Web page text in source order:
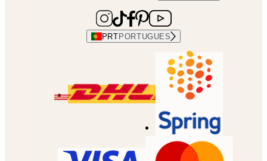
PRT PORTUGUES